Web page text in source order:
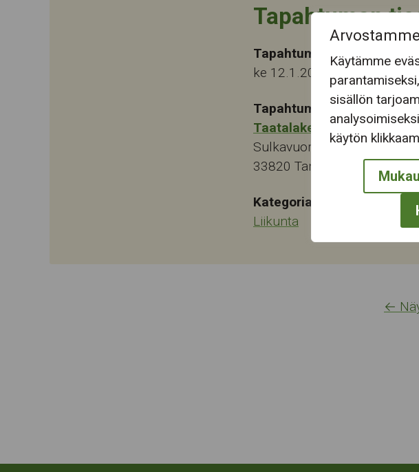
Käytämme
sisällön
käytön
Tapahtuman
Tapahtuma-aika
ke 12.1.2022 12:30
Tapahtumapaikka:
Taatalakeskus
Sulkavuorenkatu 6
33820 Tampere
Kategoriat:
Liikunta
←